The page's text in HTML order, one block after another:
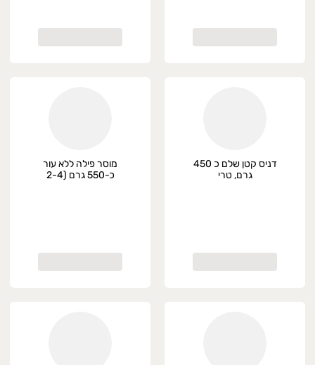
דניס קטן שלם כ 450
גרם, טרי
מוסר פילה ללא עור
כ-550 גרם (2-4